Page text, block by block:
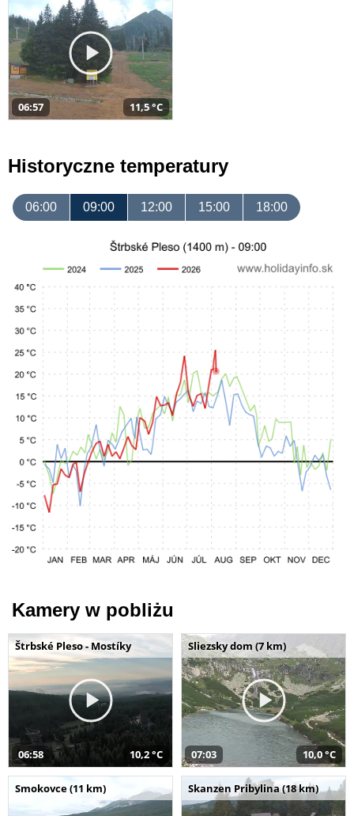
06:57 11,5 °C
Historyczne temperatury
06:00 09:00 12:00 15:00 18:00
Kamery w pobliżu
Štrbské Pleso - Mostíky
06:58 10,2 °C
Sliezsky dom (7 km)
07:03 10,0 °C
Smokovce (11 km) Skanzen Pribylina (18 km)